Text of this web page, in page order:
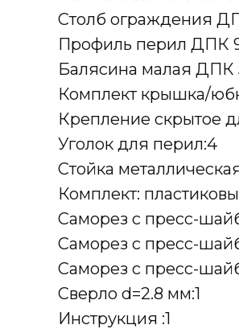
Столб ограждения
Профиль перил ДПК
Балясина малая ДПК
Комплект крышка/
Крепление скрытое
Уголок для перил:4
Стойка
Комплект:
Саморез с пресс-
Саморез с пресс-
Саморез с пресс-
Сверло d=2.8 мм:1
Инструкция :1